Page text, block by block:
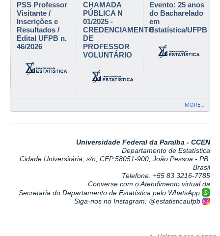
PSS Professor
Visitante /
Inscrições e
Resultados /
Edital UFPB n.
46/2026
CHAMADA
PÚBLICA N
01/2025 -
CREDENCIAMENTO
DE
PROFESSOR
VOLUNTÁRIO
Evento: 25 anos
do Bacharelado
em
Estatística/UFPB
MORE…
Universidade Federal da Paraíba - CCEN
Departamento de Estatística
Cidade Universitária, s/n, CEP 58051-900, João Pessoa - PB,
Brasil
Telefone: +55 83 3216-7785
Converse com o Atendimento virtual da
Secretaria do Departamento de Estatística pelo WhatsApp
Siga-nos no Instagram: @estatisticaufpb